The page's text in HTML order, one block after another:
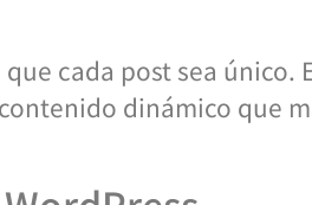
que cada post sea único.
dinámico que